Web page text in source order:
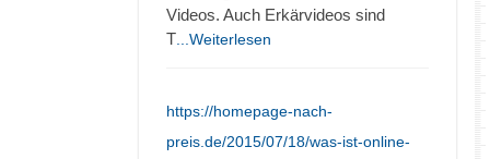
Videos. Auch Erkärvideos sind
T ...Weiterlesen
https://homepage-nach-
preis.de/2015/07/18/was-ist-online-